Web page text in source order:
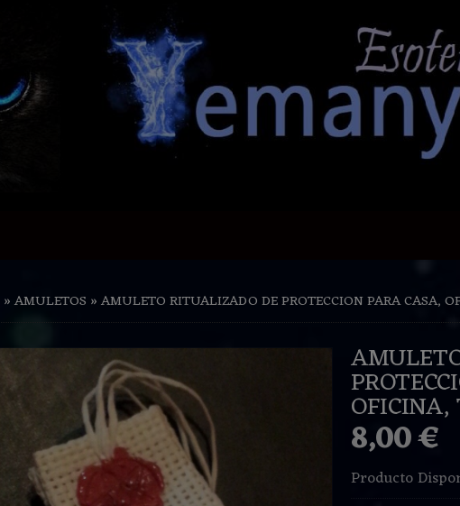
»AMULETOS »AMULETO RITUALIZADO DE PROTECCION PARA CASA,
PROTECCION
OFICINA,
8,00 €
Producto